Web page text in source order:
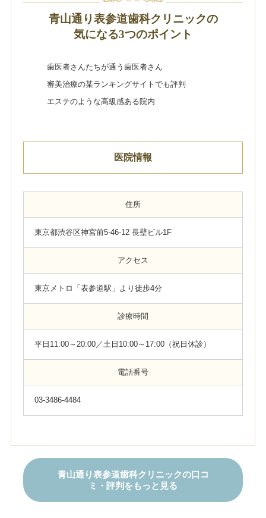
青山通り表参道歯科クリニックの
気になる3つのポイント
歯医者さんたちが通う歯医者さん
審美治療の某ランキングサイトでも評判
エステのような高級感ある院内
医院情報
住所
東京都渋谷区神宮前5-46-12 長壁ビル1F
アクセス
東京メトロ「表参道駅」より徒歩4分
診療時間
平日11:00～20:00／土日10:00～17:00（祝日休診）
電話番号
03-3486-4484
青山通り表参道歯科クリニックの口コ
ミ・評判をもっと見る